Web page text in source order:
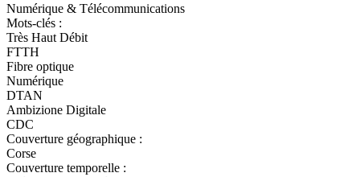
Numérique & Télécommunications
Mots-clés :
Très Haut Débit
FTTH
Fibre optique
Numérique
DTAN
Ambizione Digitale
CDC
Couverture géographique :
Corse
Couverture temporelle :